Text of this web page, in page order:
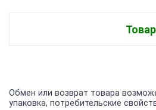
Обмен или возврат товара
упаковка, потребительские